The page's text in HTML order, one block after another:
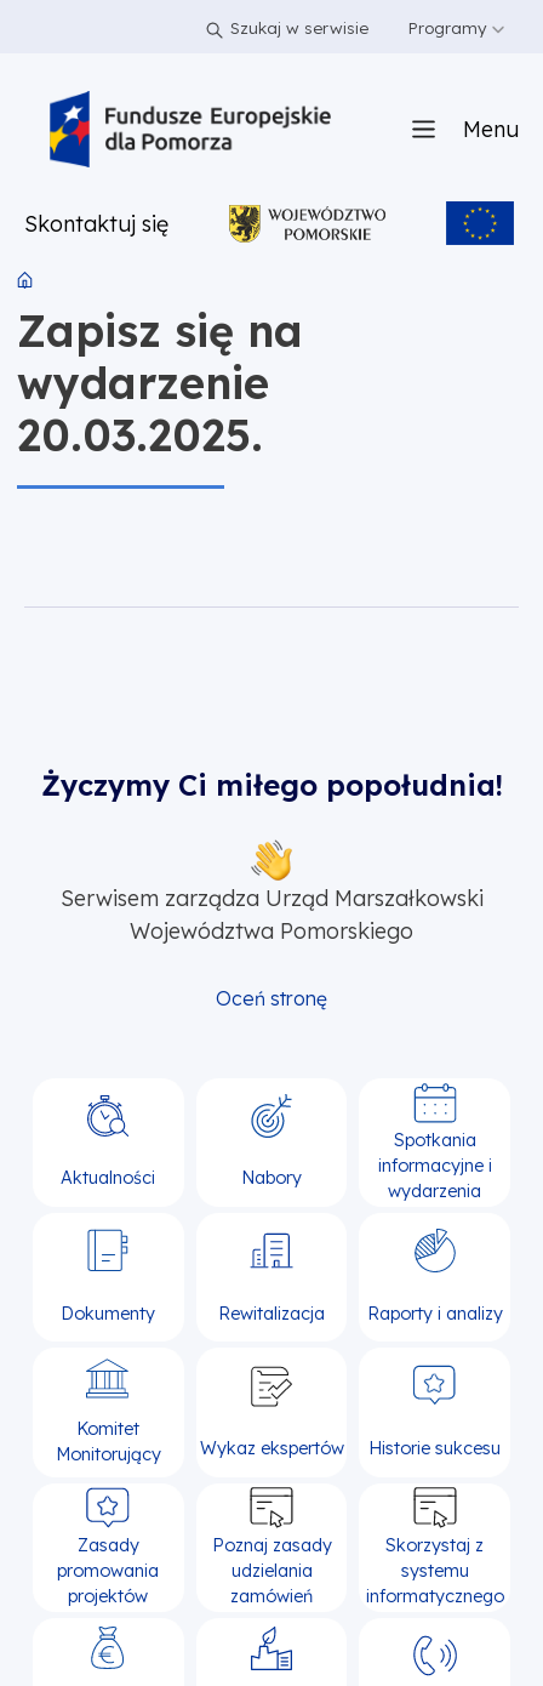
PRZEJDŹ DO TREŚCI Szukaj w serwisie Programy
Menu
Skontaktuj się
Zapisz się na
wydarzenie
20.03.2025.
Życzymy Ci miłego popołudnia!
Serwisem zarządza Urząd Marszałkowski
Województwa Pomorskiego
Oceń stronę
Aktualności Nabory
Spotkania
informacyjne i
wydarzenia
Dokumenty Rewitalizacja Raporty i analizy
Komitet
Monitorujący
Wykaz ekspertów Historie sukcesu
Zasady
promowania
projektów
Poznaj zasady
udzielania
zamówień
Skorzystaj z
systemu
informatycznego